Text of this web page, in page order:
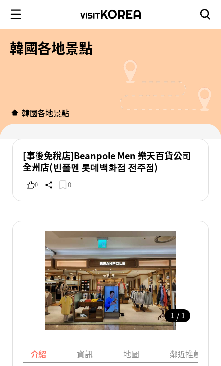
韓國各地景點
韓國各地景點
[事後免稅店]Beanpole Men 樂天百貨公司
全州店(빈폴멘 롯데백화점 전주점)
0 0
1 / 1
介紹 資訊 地圖 鄰近推薦景點